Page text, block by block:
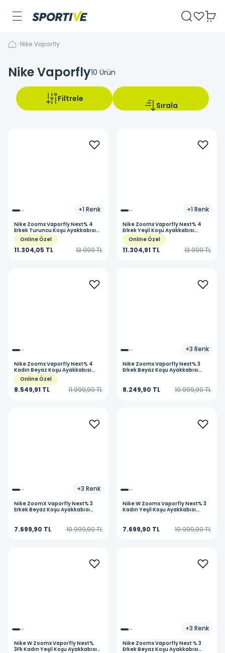
Nike Vaporfly
Nike Vaporfly10 Ürün
Filtrele
Sırala
+1 Renk
Nike Zoomx Vaporfly Next% 4
Erkek Turuncu Koşu Ayakkabısı
HF6414-800
Online Özel
11.304,05 TL 13.999 TL
+1 Renk
Nike Zoomx Vaporfly Next% 4
Erkek Yeşil Koşu Ayakkabısı
HF6414-300
Online Özel
11.304,91 TL 13.999 TL
Nike Zoomx Vaporfly Next% 4
Kadın Beyaz Koşu Ayakkabısı
HF6412-100
Online Özel
8.549,91 TL 11.999,90 TL
+3 Renk
Nike Zoomx Vaporfly Next% 3
Erkek Beyaz Koşu Ayakkabısı
8.249,90 TL 10.999,90 TL
+3 Renk
Nike ZoomX Vaporfly Next% 3
Erkek Beyaz Koşu Ayakkabısı
7.699,90 TL 10.999,90 TL
NikeW Zoomx Vaporfly Next% 3
Kadın Yeşil Koşu Ayakkabısı
7.699,90 TL 10.999,90 TL
NikeW Zoomx Vaporfly Next%
3Fk Kadın Yeşil Koşu Ayakkabısı
+3 Renk
Nike Zoomx Vaporfly Next % 3
Erkek Beyaz Koşu Ayakkabısı